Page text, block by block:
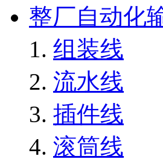
整厂自动化
组装线
流水线
插件线
滚筒线